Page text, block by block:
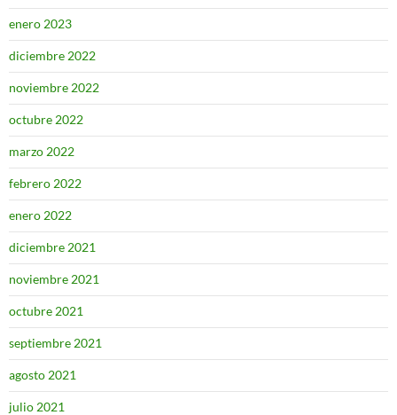
enero 2023
diciembre 2022
noviembre 2022
octubre 2022
marzo 2022
febrero 2022
enero 2022
diciembre 2021
noviembre 2021
octubre 2021
septiembre 2021
agosto 2021
julio 2021